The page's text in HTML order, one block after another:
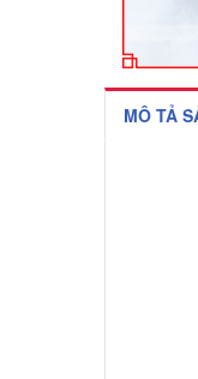
MÔ TẢ